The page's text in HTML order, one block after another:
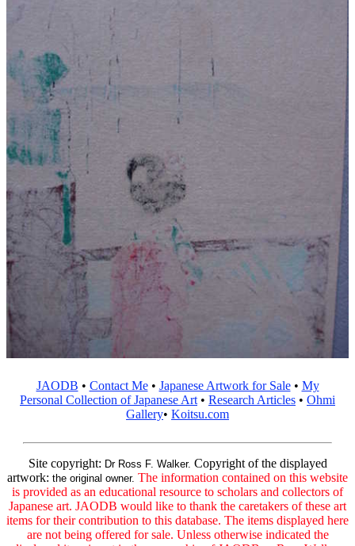
JAODB • Contact Me• Japanese Artwork for Sale• My
Personal Collection of Japanese Art • Research Articles • Ohmi
Gallery• Koitsu.com
Site copyright: Dr Ross F. Walker. Copyright of the displayed
artwork: the original owner. The information contained on this website
is provided as an educational resource to scholars and collectors of
Japanese art. JAODB would like to thank the caretakers of these art
items for their contribution to this database. The items displayed here
are not being offered for sale. Unless otherwise indicated the